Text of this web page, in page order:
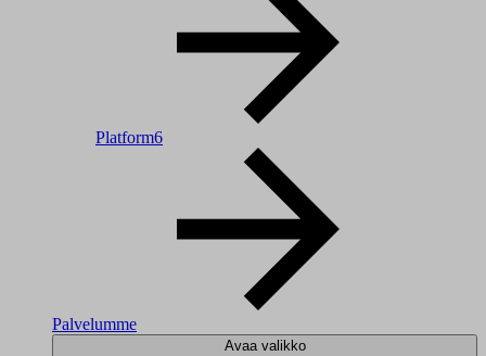
Platform6
Palvelumme
Avaa valikko